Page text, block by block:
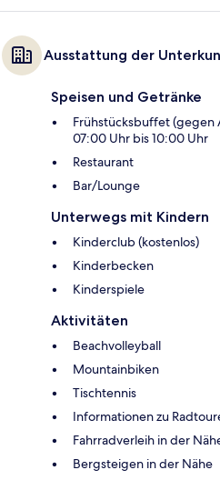
Ausstattung der
Speisen und Getränke
Frühstücksbuffet (gegen
07:00 Uhr bis 10:00 Uhr
Restaurant
Bar/Lounge
Unterwegs mit Kindern
Kinderclub (kostenlos)
Kinderbecken
Kinderspiele
Aktivitäten
Beachvolleyball
Mountainbiken
Tischtennis
Informationen zu
Fahrradverleih in der
Bergsteigen in der Nähe